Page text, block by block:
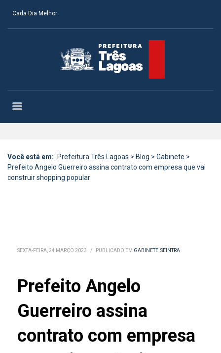
Cada Dia Melhor
Você está em: Prefeitura Três Lagoas > Blog > Gabinete >
Prefeito Angelo Guerreiro assina contrato com empresa que vai
construir shopping popular
SEXTA-FEIRA, 24 MARÇO 2023 / PUBLICADO EM GABINETE,SEINTRA
Prefeito Angelo
Guerreiro assina
contrato com empresa